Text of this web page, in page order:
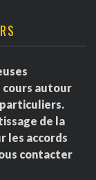
cours autour
de la
les accords
contacter